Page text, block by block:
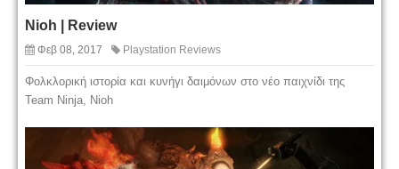
Nioh | Review
Φεβ 08, 2017 Playstation Reviews
Φολκλορική ιστορία και κυνήγι δαιμόνων στο νέο παιχνίδι της
Team Ninja, Nioh